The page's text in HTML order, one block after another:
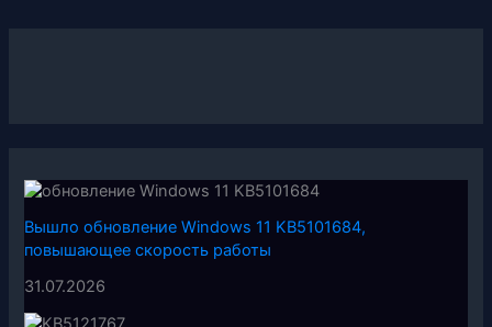
Вышло обновление Windows 11 KB5101684,
повышающее скорость работы
31.07.2026